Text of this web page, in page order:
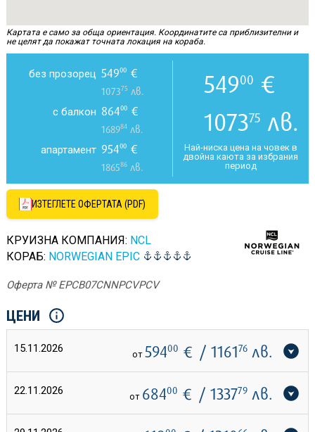
Картата е само за обща ориентация. Координатите са приблизителни и
не целят да покажат точната локация на кораба.
без прозорец 54900€
107375 лв.
с балкон 86400€
168984лв.
апартамент 95400€
186586лв.
54900 €
107375 лв.
Най-ниска цена на човек в
двойна каюта за избрания
период
ИЗТЕГЛЕТЕ ОФЕРТАТА (PDF)
КРУИЗНА КОМПАНИЯ: NCL
КОРАБ: NORWEGIAN EPIC
Оферта № EPCB07CNNPCVPCV
ЦЕНИ
15.11.2026 от 59400 € / 116176лв.
22.11.2026 от 68400 € / 133779лв.